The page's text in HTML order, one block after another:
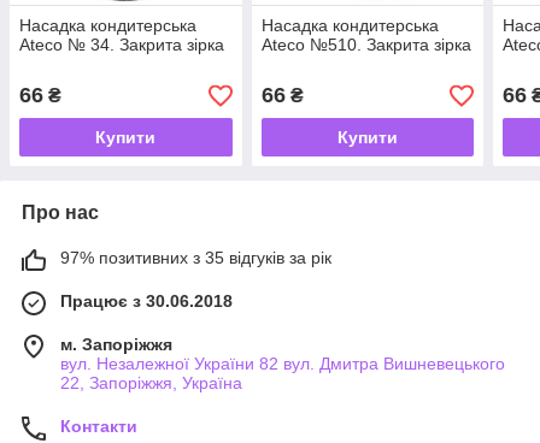
Насадка кондитерська
Ateco № 34. Закрита зірка
66 ₴
Купити
Насадка кондитерська
Ateco №510. Закрита зірка
66₴
Купити
66
Про нас
97% позитивних з 35 відгуків за рік
Працює з 30.06.2018
м. Запоріжжя
вул. Незалежної України 82 вул. Дмитра Вишневецького
22, Запоріжжя, Україна
Контакти